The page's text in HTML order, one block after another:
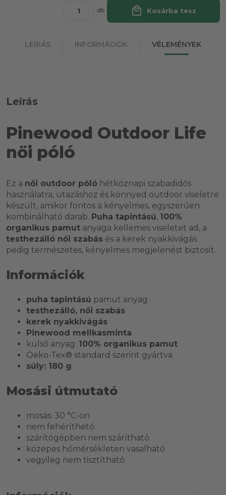
db local_mall Kosárba tesz
LEÍRÁS INFORMÁCIÓK VÉLEMÉNYEK
Leírás
Pinewood Outdoor Life
női póló
Ez a női outdoor póló hétköznapi szabadidős
használatra, utazáshoz és könnyed outdoor viseletre
készült, amikor fontos a kényelmes, egyszerűen
kombinálható darab. Puha tapintású, 100%
organikus pamut anyaga kellemes viseletet ad, a
testhezálló női szabás és a kerek nyakkivágás
pedig természetes, kényelmes megjelenést biztosít.
Információk
puha tapintású pamut anyag
testhezálló, női szabás
kerek nyakkivágás
Pinewood mellkasminta
külső anyag: 100% organikus pamut
Oeko-Tex® standard szerint gyártva
súly: 180 g
Mosási útmutató
mosás: 30 °C-on
nem fehéríthető
szárítógépben nem szárítható
közepes hőmérsékleten vasalható
vegyileg nem tisztítható